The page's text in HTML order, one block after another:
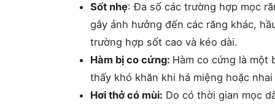
Sốt nhẹ: Đa số các trường hợp mọc
gây ảnh hưởng đến các răng khác,
trường hợp sốt cao và kéo dài.
Hàm bị co cứng: Hàm co cứng là một
thấy khó khăn khi há miệng hoặc
Hơi thở có mùi: Do có thời gian mọc